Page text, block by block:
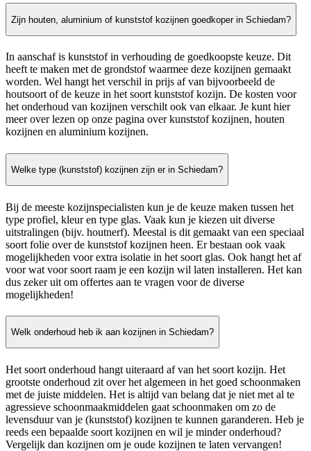
Zijn houten, aluminium of kunststof kozijnen goedkoper in Schiedam?
In aanschaf is kunststof in verhouding de goedkoopste keuze. Dit
heeft te maken met de grondstof waarmee deze kozijnen gemaakt
worden. Wel hangt het verschil in prijs af van bijvoorbeeld de
houtsoort of de keuze in het soort kunststof kozijn. De kosten voor
het onderhoud van kozijnen verschilt ook van elkaar. Je kunt hier
meer over lezen op onze pagina over kunststof kozijnen, houten
kozijnen en aluminium kozijnen.
Welke type (kunststof) kozijnen zijn er in Schiedam?
Bij de meeste kozijnspecialisten kun je de keuze maken tussen het
type profiel, kleur en type glas. Vaak kun je kiezen uit diverse
uitstralingen (bijv. houtnerf). Meestal is dit gemaakt van een speciaal
soort folie over de kunststof kozijnen heen. Er bestaan ook vaak
mogelijkheden voor extra isolatie in het soort glas. Ook hangt het af
voor wat voor soort raam je een kozijn wil laten installeren. Het kan
dus zeker uit om offertes aan te vragen voor de diverse
mogelijkheden!
Welk onderhoud heb ik aan kozijnen in Schiedam?
Het soort onderhoud hangt uiteraard af van het soort kozijn. Het
grootste onderhoud zit over het algemeen in het goed schoonmaken
met de juiste middelen. Het is altijd van belang dat je niet met al te
agressieve schoonmaakmiddelen gaat schoonmaken om zo de
levensduur van je (kunststof) kozijnen te kunnen garanderen. Heb je
reeds een bepaalde soort kozijnen en wil je minder onderhoud?
Vergelijk dan kozijnen om je oude kozijnen te laten vervangen!